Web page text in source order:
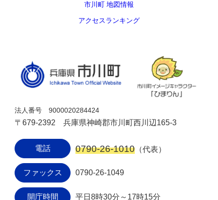
市川町 地図情報
アクセスランキング
法人番号 9000020284424
〒679-2392 兵庫県神崎郡市川町西川辺165-3
電話 0790-26-1010 （代表）
ファックス 0790-26-1049
開庁時間 平日8時30分～17時15分